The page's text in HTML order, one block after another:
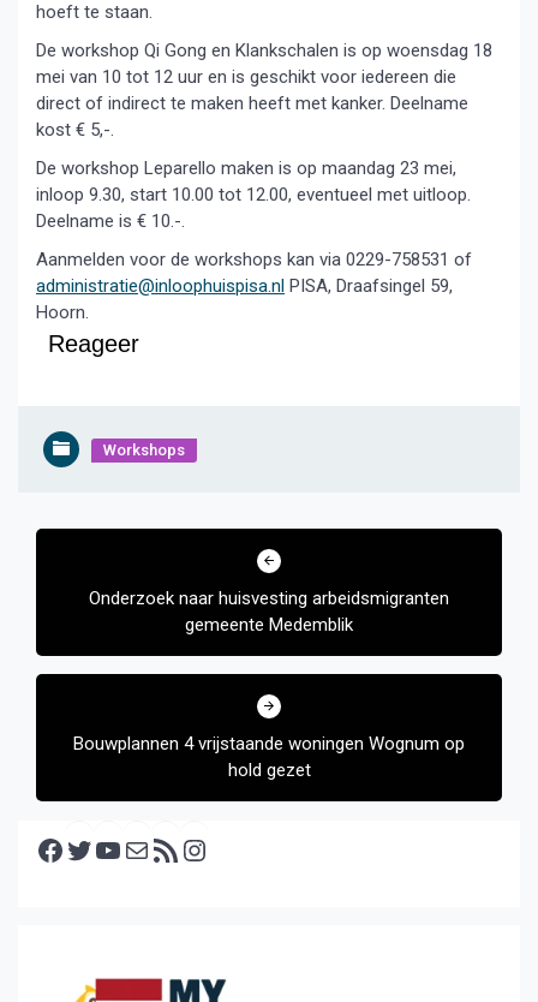
hoeft te staan.
De workshop Qi Gong en Klankschalen is op woensdag 18
mei van 10 tot 12 uur en is geschikt voor iedereen die
direct of indirect te maken heeft met kanker. Deelname
kost € 5,-.
De workshop Leparello maken is op maandag 23 mei,
inloop 9.30, start 10.00 tot 12.00, eventueel met uitloop.
Deelname is € 10.-.
Aanmelden voor de workshops kan via 0229-758531 of
administratie@inloophuispisa.nl PISA, Draafsingel 59,
Hoorn.
Reageer
Workshops
Bericht
Onderzoek naar huisvesting arbeidsmigranten
gemeente Medemblik
Bouwplannen 4 vrijstaande woningen Wognum op
hold gezet
Facebook Twitter YouTube E-mail RSS feed